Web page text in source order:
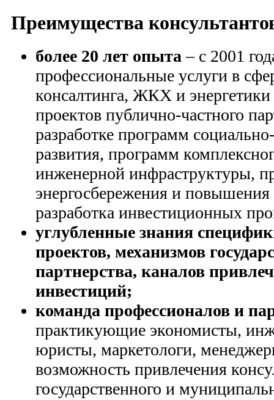
Преимущества
более 20 лет опыта – с 2001
профессиональные услуги в
консалтинга, ЖКХ и энергетики
проектов публично-частного
разработке программ
развития, программ
инженерной инфраструктуры,
энергосбережения и
разработка инвестиционных
углубленные знания
проектов, механизмов
партнерства, каналов
инвестиций;
команда профессионалов и
практикующие экономисты,
юристы, маркетологи,
возможность привлечения
государственного и